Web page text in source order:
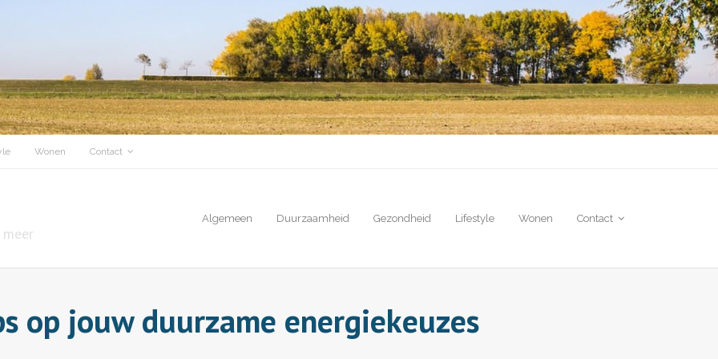
Wonen Contact
Algemeen Duurzaamheid Gezondheid Lifestyle Wonen Contact
op jouw duurzame energiekeuzes